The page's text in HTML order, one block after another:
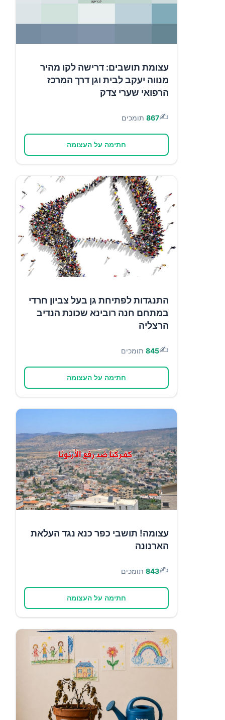
עצומת תושבים: דרישה לקו מהיר
מנווה יעקב לבית וגן דרך המרכז
הרפואי שערי צדק
✍️
867 תומכים
חתימה על העצומה
התנגדות לפתיחת גן בעל צביון חרדי
במתחם חנה רובינא שכונת הנדיב
הרצליה
✍️
845 תומכים
חתימה על העצומה
עצומה! תושבי כפר כנא נגד העלאת
הארנונה
✍️
843 תומכים
חתימה על העצומה